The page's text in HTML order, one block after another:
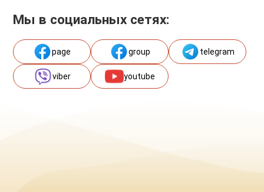
Мы в социальных сетях:
page group telegram
viber youtube